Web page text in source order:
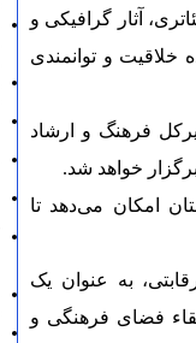
آثار گرافیکی و
و توانمندی
فرهنگ و ارشاد
امکان می‌دهد تا
به عنوان یک
فضای فرهنگی و